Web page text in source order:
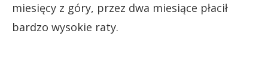
miesięcy z góry, przez dwa miesiące płacił
bardzo wysokie raty.